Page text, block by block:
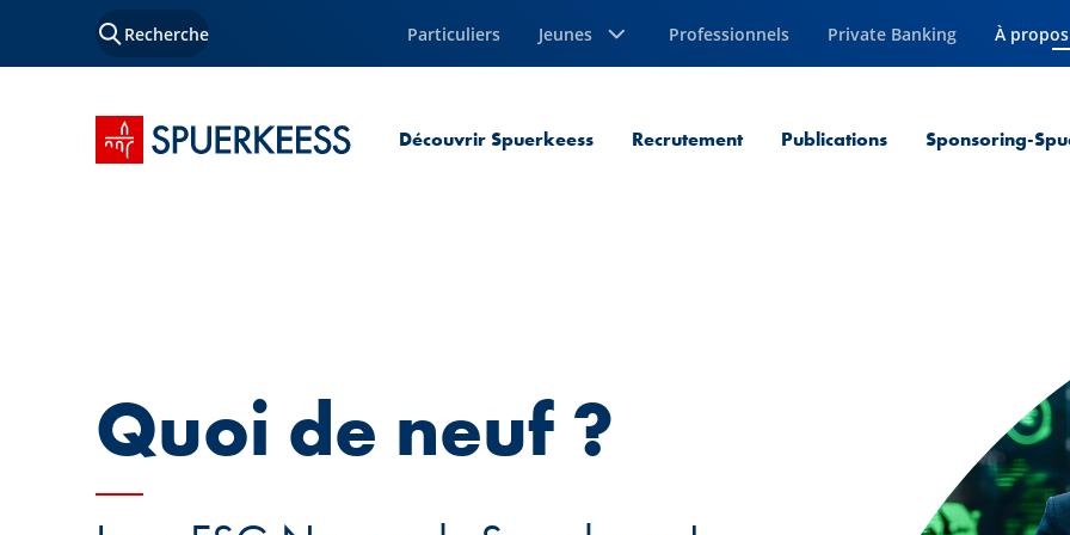
Recherche Particuliers Jeunes Professionnels Private Banking À
Page
Accueil SPUERKEESS Découvrir Spuerkeess Recrutement Publications Sponsoring-
Quoi de neuf ?